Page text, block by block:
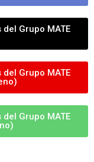
Grupo MATE
Grupo MATE
Grupo MATE